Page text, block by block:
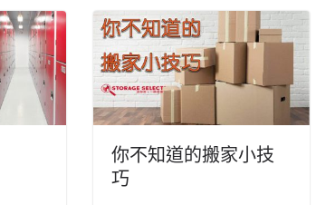
你不知道的搬家小技
巧